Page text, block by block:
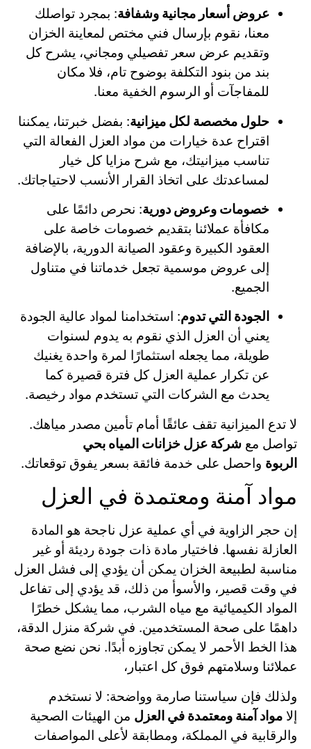
عروض أسعار مجانية وشفافة: بمجرد تواصلك
معنا، نقوم بإرسال فني مختص لمعاينة الخزان
وتقديم عرض سعر تفصيلي ومجاني، يشرح كل
بند من بنود التكلفة بوضوح تام، فلا مكان
للمفاجآت أو الرسوم الخفية معنا.
حلول مخصصة لكل ميزانية: بفضل خبرتنا، يمكننا
اقتراح عدة خيارات من مواد العزل الفعالة التي
تناسب ميزانيتك، مع شرح مزايا كل خيار
لمساعدتك على اتخاذ القرار الأنسب لاحتياجاتك.
خصومات وعروض دورية: نحرص دائمًا على
مكافأة عملائنا بتقديم خصومات خاصة على
العقود الكبيرة وعقود الصيانة الدورية، بالإضافة
إلى عروض موسمية تجعل خدماتنا في متناول
الجميع.
الجودة التي تدوم: استخدامنا لمواد عالية الجودة
يعني أن العزل الذي نقوم به يدوم لسنوات
طويلة، مما يجعله استثمارًا لمرة واحدة يغنيك
عن تكرار عملية العزل كل فترة قصيرة كما
يحدث مع الشركات التي تستخدم مواد رخيصة.
لا تدع الميزانية تقف عائقًا أمام تأمين مصدر مياهك.
تواصل مع شركة عزل خزانات المياه بحي
الربوة واحصل على خدمة فائقة بسعر يفوق توقعاتك.
مواد آمنة ومعتمدة في العزل
إن حجر الزاوية في أي عملية عزل ناجحة هو المادة
العازلة نفسها. فاختيار مادة ذات جودة رديئة أو غير
مناسبة لطبيعة الخزان يمكن أن يؤدي إلى فشل العزل
في وقت قصير، والأسوأ من ذلك، قد يؤدي إلى تفاعل
المواد الكيميائية مع مياه الشرب، مما يشكل خطرًا
داهمًا على صحة المستخدمين. في شركة منزل الدقة،
هذا الخط الأحمر لا يمكن تجاوزه أبدًا. نحن نضع صحة
عملائنا وسلامتهم فوق كل اعتبار،
ولذلك فإن سياستنا صارمة وواضحة: لا نستخدم
إلا مواد آمنة ومعتمدة في العزل من الهيئات الصحية
والرقابية في المملكة، ومطابقة لأعلى المواصفات